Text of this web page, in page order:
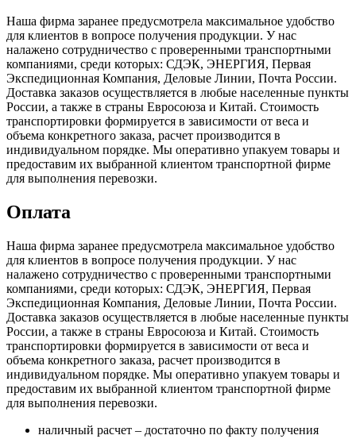
Наша фирма заранее предусмотрела максимальное удобство
для клиентов в вопросе получения продукции. У нас
налажено сотрудничество с проверенными транспортными
компаниями, среди которых: СДЭК, ЭНЕРГИЯ, Первая
Экспедиционная Компания, Деловые Линии, Почта России.
Доставка заказов осуществляется в любые населенные пункты
России, а также в страны Евросоюза и Китай. Стоимость
транспортировки формируется в зависимости от веса и
объема конкретного заказа, расчет производится в
индивидуальном порядке. Мы оперативно упакуем товары и
предоставим их выбранной клиентом транспортной фирме
для выполнения перевозки.
Оплата
Наша фирма заранее предусмотрела максимальное удобство
для клиентов в вопросе получения продукции. У нас
налажено сотрудничество с проверенными транспортными
компаниями, среди которых: СДЭК, ЭНЕРГИЯ, Первая
Экспедиционная Компания, Деловые Линии, Почта России.
Доставка заказов осуществляется в любые населенные пункты
России, а также в страны Евросоюза и Китай. Стоимость
транспортировки формируется в зависимости от веса и
объема конкретного заказа, расчет производится в
индивидуальном порядке. Мы оперативно упакуем товары и
предоставим их выбранной клиентом транспортной фирме
для выполнения перевозки.
наличный расчет – достаточно по факту получения